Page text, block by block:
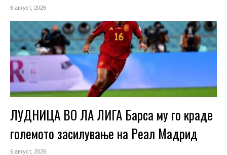
6 август, 2026
ЛУДНИЦА ВО ЛА ЛИГА Барса му го краде
големото засилување на Реал Мадрид
6 август, 2026